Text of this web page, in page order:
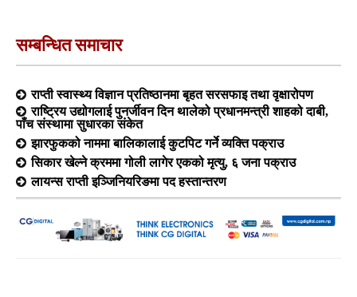
सम्बन्धित समाचार
राप्ती स्वास्थ्य विज्ञान प्रतिष्ठानमा बृहत सरसफाइ तथा वृक्षारोपण
राष्ट्रिय उद्योगलाई पुनर्जीवन दिन थालेको प्रधानमन्त्री शाहको दाबी,
पाँच संस्थामा सुधारका संकेत
झारफुकको नाममा बालिकालाई कुटपिट गर्ने व्यक्ति पक्राउ
सिकार खेल्ने क्रममा गोली लागेर एकको मृत्यु, ६ जना पक्राउ
लायन्स राप्ती इञ्जिनियरिङमा पद हस्तान्तरण